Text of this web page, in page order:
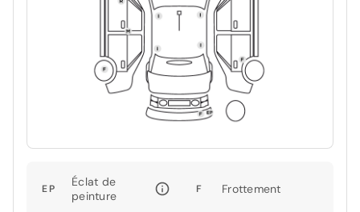
EP
Éclat de
peinture
F Frottement